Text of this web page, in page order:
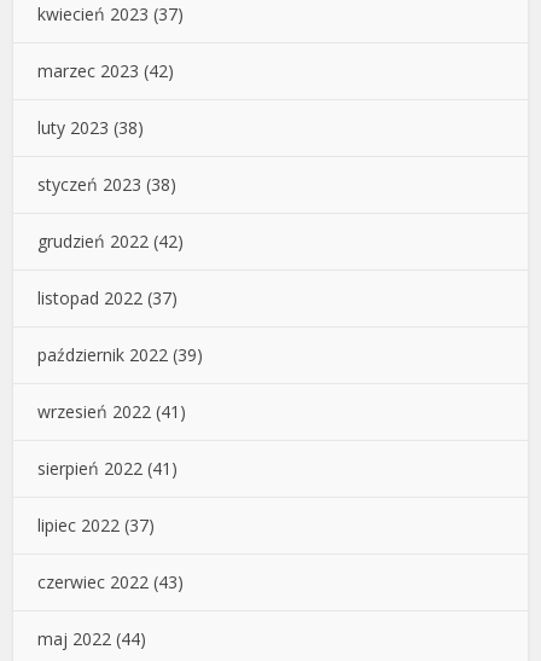
kwiecień 2023 (37)
marzec 2023 (42)
luty 2023 (38)
styczeń 2023 (38)
grudzień 2022 (42)
listopad 2022 (37)
październik 2022 (39)
wrzesień 2022 (41)
sierpień 2022 (41)
lipiec 2022 (37)
czerwiec 2022 (43)
maj 2022 (44)